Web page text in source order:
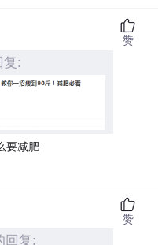
复:
要减肥
赞
回复:
赞